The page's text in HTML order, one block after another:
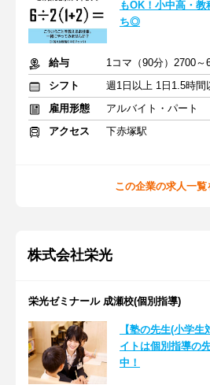
もOK！小中高・
ち◎
給与
シフト
雇用形態
アルバイト・パート
アクセス
下赤塚駅
この企業の求人一覧
株式会社栄光
栄光ゼミナール 成瀬校(個別指導)
【塾の先生(小学
イトは個別指導の
中！